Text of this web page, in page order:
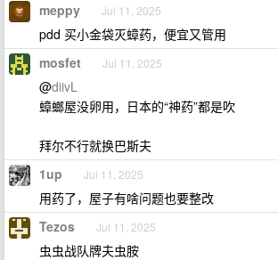
meppy Jul 11, 2025
pdd 买小金袋灭蟑药，便宜又管用
mosfet Jul 11, 2025
@diivL
蟑螂屋没卵用，日本的“神药”都是吹
拜尔不行就换巴斯夫
1up Jul 11, 2025
用药了，屋子有啥问题也要整改
Tezos Jul 11, 2025
虫虫战队牌夫虫胺